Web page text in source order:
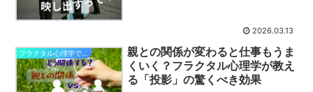
2026.03.13
フラクタル心理学で変わる親への想い
親との関係が変わると仕事もうま
くいく？フラクタル心理学が教え
る「投影」の驚くべき効果